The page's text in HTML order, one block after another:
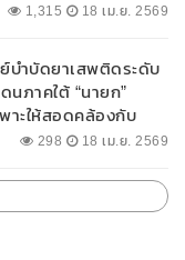
1,315 18 เม.ย. 2569
บำบัดยาเสพติดระดับ
นภาคใต้ “นายก”
าะให้สอดคล้องกับ
298 18 เม.ย. 2569